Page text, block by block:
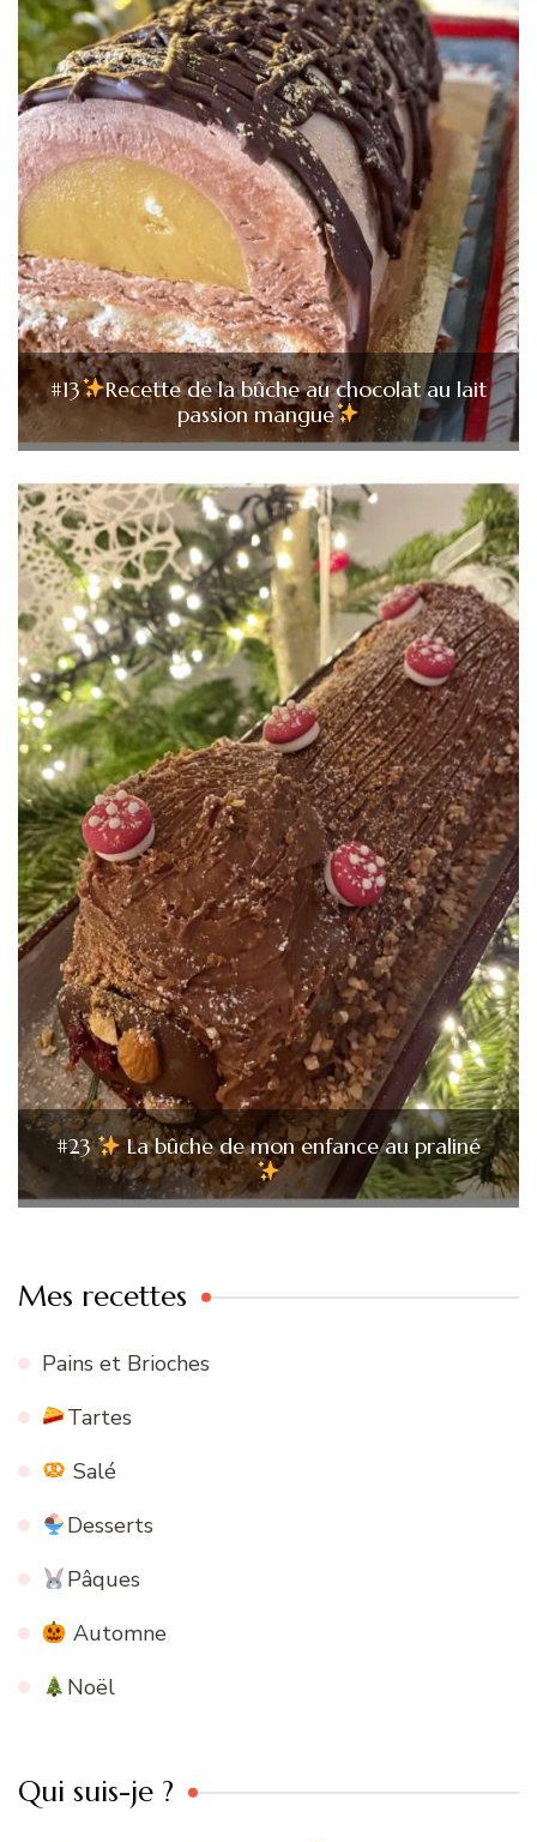
#13
Recette de la bûche au chocolat au lait
passion mangue
#23 La bûche de mon enfance au praliné
Mes recettes
Pains et Brioches
Tartes
Salé
Desserts
Pâques
Automne
Noël
Qui suis-je ?